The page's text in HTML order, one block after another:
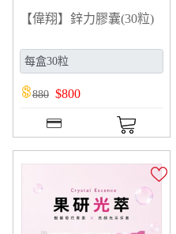
【偉翔】鋅力膠囊(30粒)
880 $800